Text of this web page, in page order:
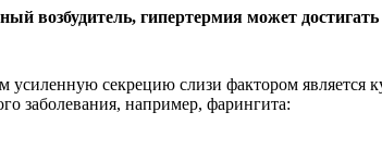
возбудитель, гипертермия может
секрецию слизи фактором является
заболевания, например, фарингита: